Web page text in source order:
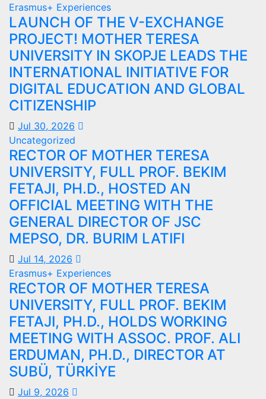
Erasmus+ Experiences
LAUNCH OF THE V-EXCHANGE
PROJECT! MOTHER TERESA
UNIVERSITY IN SKOPJE LEADS THE
INTERNATIONAL INITIATIVE FOR
DIGITAL EDUCATION AND GLOBAL
CITIZENSHIP
Jul 30, 2026
Uncategorized
RECTOR OF MOTHER TERESA
UNIVERSITY, FULL PROF. BEKIM
FETAJI, PH.D., HOSTED AN
OFFICIAL MEETING WITH THE
GENERAL DIRECTOR OF JSC
MEPSO, DR. BURIM LATIFI
Jul 14, 2026
Erasmus+ Experiences
RECTOR OF MOTHER TERESA
UNIVERSITY, FULL PROF. BEKIM
FETAJI, PH.D., HOLDS WORKING
MEETING WITH ASSOC. PROF. ALI
ERDUMAN, PH.D., DIRECTOR AT
SUBÜ, TÜRKİYE
Jul 9, 2026